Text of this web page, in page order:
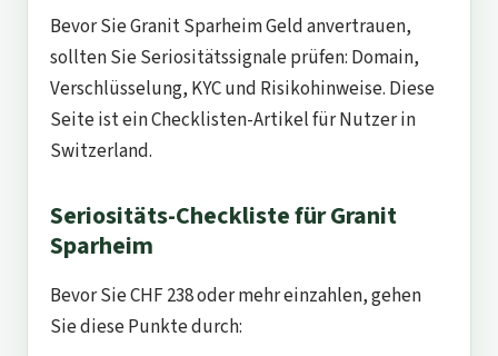
Bevor Sie Granit Sparheim Geld anvertrauen,
sollten Sie Seriositätssignale prüfen: Domain,
Verschlüsselung, KYC und Risikohinweise. Diese
Seite ist ein Checklisten-Artikel für Nutzer in
Switzerland.
Seriositäts-Checkliste für Granit
Sparheim
Bevor Sie CHF 238 oder mehr einzahlen, gehen
Sie diese Punkte durch: